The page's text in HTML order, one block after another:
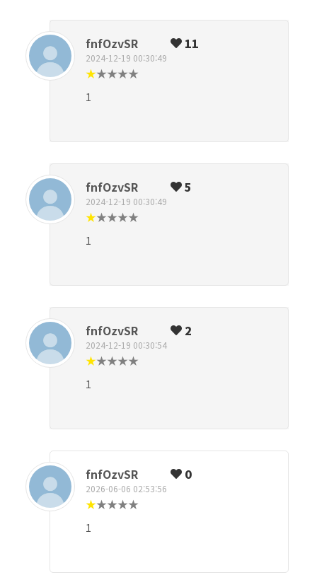
fnfOzvSR 11
2024-12-19 00:30:49
★★★★★
1
fnfOzvSR 5
2024-12-19 00:30:49
★★★★★
1
fnfOzvSR 2
2024-12-19 00:30:54
★★★★★
1
fnfOzvSR 0
2026-06-06 02:53:56
★★★★★
1